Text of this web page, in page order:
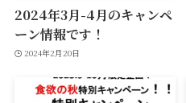
2024年3月-4月のキャンペ
ーン情報です！
2024年2月20日